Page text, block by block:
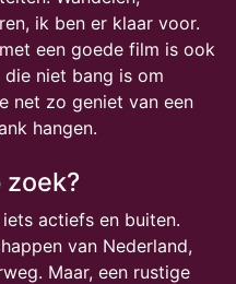
ik ben er klaar voor.
een goede film is ook
niet bang is om
net zo geniet van een
hangen.
zoek?
actiefs en buiten.
van Nederland,
Maar, een rustige